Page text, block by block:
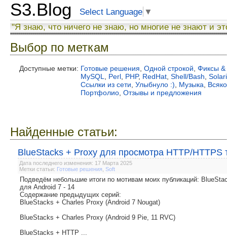
S3.Blog Select Language ▼
"Я знаю, что ничего не знаю, но многие не знают и
Выбор по меткам
Доступные метки: Готовые решения Одной строкой Фиксы &
MySQL
Perl PHP, RedHat Shell/Bash
Ссылки из сети Улыбнуло :) Музыка
Портфолио Отзывы и предложения
Найденные статьи:
BlueStacks + Proxy для просмотра HTTP/HTTPS
Дата последнего изменения: 17 Марта 2025
Метки статьи: Готовые решения Soft
Подведём небольшие итоги по мотивам моих публикаций:
для Android 7 - 14
Содержание предыдущих серий:
BlueStacks + Charles Proxy (Android 7 Nougat)
BlueStacks + Charles Proxy (Android 9 Pie, 11 RVC)
BlueStacks + HTTP ...